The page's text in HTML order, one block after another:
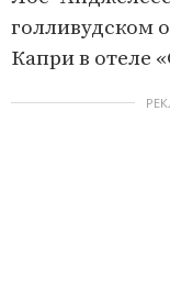
голливудском
Капри в отеле